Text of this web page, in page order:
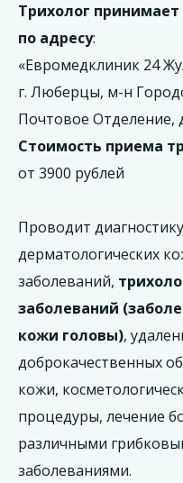
Трихолог
по адресу:
«Евромедклиник 24
г. Люберцы, м-н
Почтовое Отделение,
Стоимость приема
от 3900 рублей
Проводит
дерматологических
заболеваний,
заболеваний
кожи головы),
доброкачественных
кожи,
процедуры, лечение
различными
заболеваниями.